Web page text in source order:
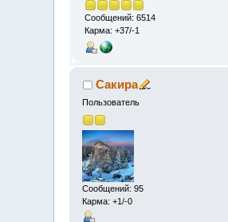
Сообщений: 6514
Карма: +37/-1
Сакира
Пользователь
Сообщений: 95
Карма: +1/-0